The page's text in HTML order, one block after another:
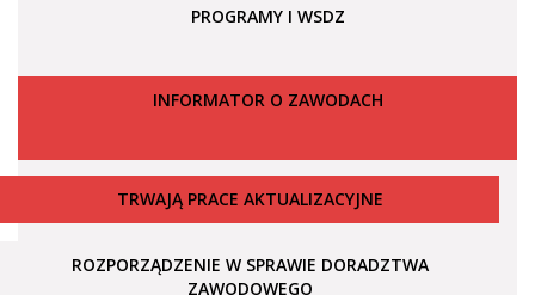
PROGRAMY I WSDZ
INFORMATOR O ZAWODACH
TRWAJĄ PRACE AKTUALIZACYJNE
ROZPORZĄDZENIE W SPRAWIE DORADZTWA
ZAWODOWEGO